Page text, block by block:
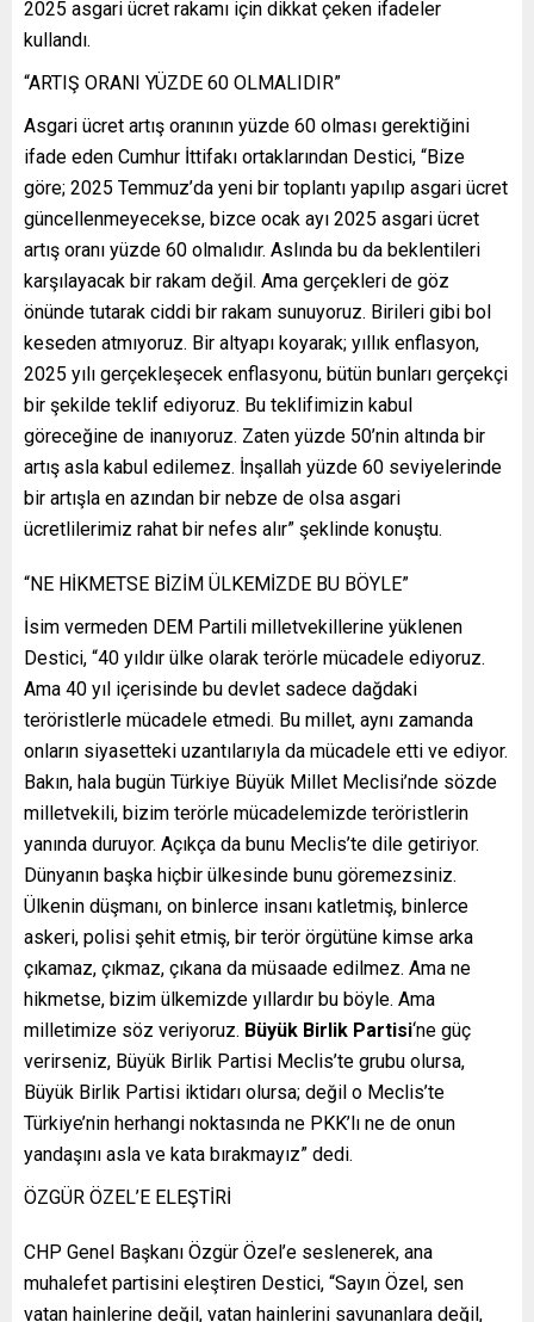
2025 asgari ücret rakamı için dikkat çeken ifadeler
kullandı.
“ARTIŞ ORANI YÜZDE 60 OLMALIDIR”
Asgari ücret artış oranının yüzde 60 olması gerektiğini
ifade eden Cumhur İttifakı ortaklarından Destici, “Bize
göre; 2025 Temmuz’da yeni bir toplantı yapılıp asgari ücret
güncellenmeyecekse, bizce ocak ayı 2025 asgari ücret
artış oranı yüzde 60 olmalıdır. Aslında bu da beklentileri
karşılayacak bir rakam değil. Ama gerçekleri de göz
önünde tutarak ciddi bir rakam sunuyoruz. Birileri gibi bol
keseden atmıyoruz. Bir altyapı koyarak; yıllık enflasyon,
2025 yılı gerçekleşecek enflasyonu, bütün bunları gerçekçi
bir şekilde teklif ediyoruz. Bu teklifimizin kabul
göreceğine de inanıyoruz. Zaten yüzde 50’nin altında bir
artış asla kabul edilemez. İnşallah yüzde 60 seviyelerinde
bir artışla en azından bir nebze de olsa asgari
ücretlilerimiz rahat bir nefes alır” şeklinde konuştu.
“NE HİKMETSE BİZİM ÜLKEMİZDE BU BÖYLE”
İsim vermeden DEM Partili milletvekillerine yüklenen
Destici, “40 yıldır ülke olarak terörle mücadele ediyoruz.
Ama 40 yıl içerisinde bu devlet sadece dağdaki
teröristlerle mücadele etmedi. Bu millet, aynı zamanda
onların siyasetteki uzantılarıyla da mücadele etti ve ediyor.
Bakın, hala bugün Türkiye Büyük Millet Meclisi’nde sözde
milletvekili, bizim terörle mücadelemizde teröristlerin
yanında duruyor. Açıkça da bunu Meclis’te dile getiriyor.
Dünyanın başka hiçbir ülkesinde bunu göremezsiniz.
Ülkenin düşmanı, on binlerce insanı katletmiş, binlerce
askeri, polisi şehit etmiş, bir terör örgütüne kimse arka
çıkamaz, çıkmaz, çıkana da müsaade edilmez. Ama ne
hikmetse, bizim ülkemizde yıllardır bu böyle. Ama
milletimize söz veriyoruz. Büyük Birlik Partisi‘ne güç
verirseniz, Büyük Birlik Partisi Meclis’te grubu olursa,
Büyük Birlik Partisi iktidarı olursa; değil o Meclis’te
Türkiye’nin herhangi noktasında ne PKK’lı ne de onun
yandaşını asla ve kata bırakmayız” dedi.
ÖZGÜR ÖZEL’E ELEŞTİRİ
CHP Genel Başkanı Özgür Özel’e seslenerek, ana
muhalefet partisini eleştiren Destici, “Sayın Özel, sen
vatan hainlerine değil, vatan hainlerini savunanlara değil,